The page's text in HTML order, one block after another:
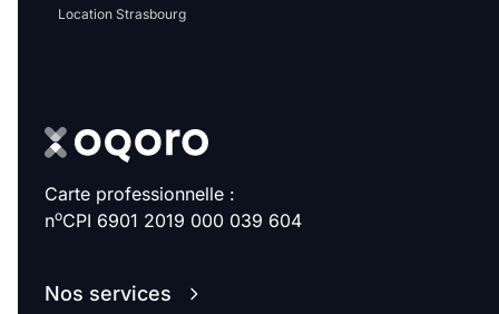
Location Strasbourg
Carte professionnelle :
noCPI 6901 2019 000 039 604
Nos services